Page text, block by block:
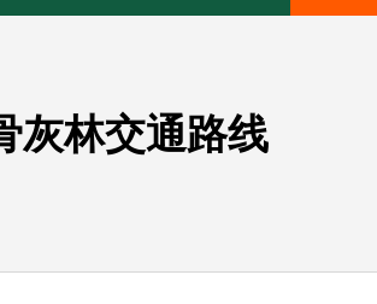
灰林交通路线